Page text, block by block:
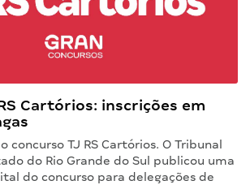
Cartórios: inscrições em
concurso TJ RS Cartórios. O Tribunal
do Rio Grande do Sul publicou uma
do concurso para delegações de